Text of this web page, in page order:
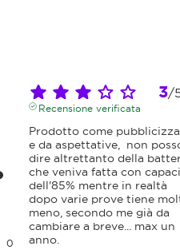
0
3/
Recensione verificata
Prodotto come
e da aspettative,  non
dire altrettanto della
che veniva fatta con
dell'85% mentre in realtà
dopo varie prove tiene
meno, secondo me già da
cambiare a breve... max un
anno.